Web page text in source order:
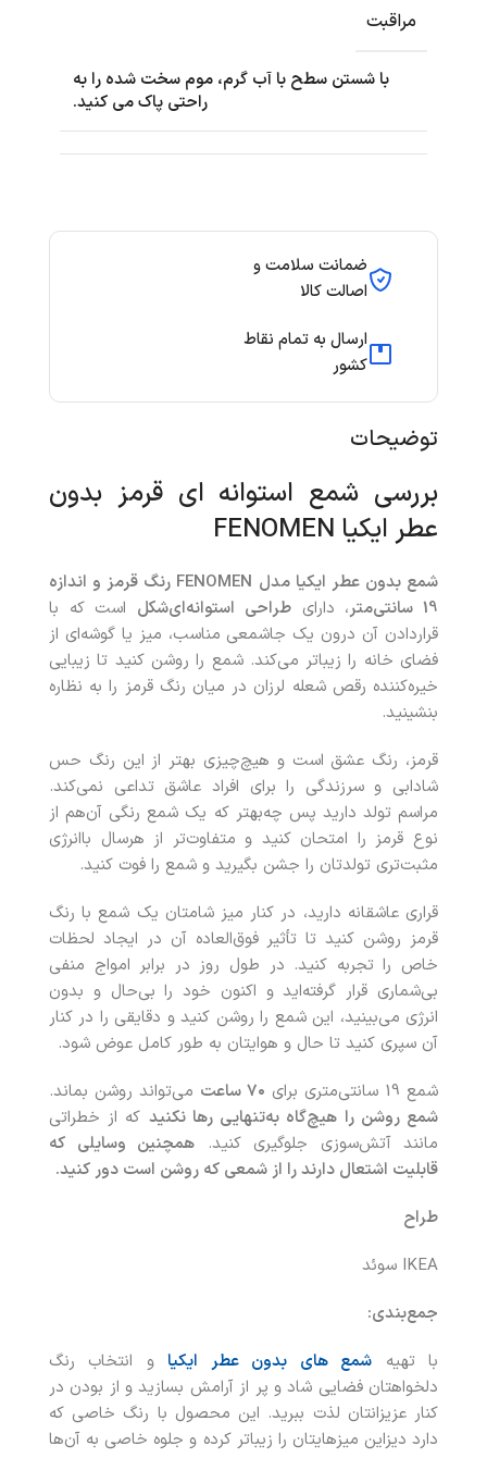
ضمانت سلامت و
اصالت کالا
ارسال به تمام نقاط
کشور
توضیحات
بررسی شمع استوانه ای قرمز بدون
عطر ایکیا FENOMEN
شمع بدون عطر ایکیا مدل FENOMEN رنگ قرمز و اندازه
19 سانتی‌متر
، دارایطراحی استوانه‌ای‌شکل است که با
قراردادن آن درون یک جاشمعی مناسب، میز یا گوشه‌ای از
فضای خانه را زیباتر می‌کند. شمع را روشن کنید تا زیبایی
خیره‌کننده رقص شعله لرزان در میان رنگ قرمز را به نظاره
بنشینید.
قرمز، رنگ عشق است و هیچ‌چیزی بهتر از این رنگ حس
شادابی و سرزندگی را برای افراد عاشق تداعی نمی‌کند.
مراسم تولد دارید پس چه‌بهتر که یک شمع رنگی آن‌هم از
نوع قرمز را امتحان کنید و متفاوت‌تر از هرسال باانرژی
مثبت‌تری تولدتان را جشن بگیرید و شمع را فوت کنید.
قراری عاشقانه دارید، در کنار میز شامتان یک شمع با رنگ
قرمز روشن کنید تا تأثیر فوق‌العاده آن در ایجاد لحظات
خاص را تجربه کنید. در طول روز در برابر امواج منفی
بی‌شماری قرار گرفته‌اید و اکنون خود را بی‌حال و بدون
انرژی می‌بینید، این شمع را روشن کنید و دقایقی را در کنار
آن سپری کنید تا حال‌ و هوایتان به طور کامل عوض شود.
شمع 19 سانتی‌متری برای
۷۰ ساعت
می‌تواند روشن بماند.
شمع روشن را هیچ‌گاه به‌تنهایی رها نکنید که از خطراتی
مانند آتش‌سوزی جلوگیری کنید. همچنین وسایلی که
قابلیت اشتعال دارند را از شمعی که روشن است دور کنید.
طراح
IKEA سوئد
جمع‌بندی:
با تهیه شمع های بدون عطر ایکیاو انتخاب رنگ
دلخواهتان فضایی شاد و پر از آرامش بسازید و از بودن در
کنار عزیزانتان لذت ببرید. این محصول با رنگ خاصی که
دارد دیزاین میزهایتان را زیباتر کرده و جلوه خاصی به آن‌ها
مراقبت
با شستن سطح با آب گرم، موم سخت شده را به
راحتی پاک می کنید.